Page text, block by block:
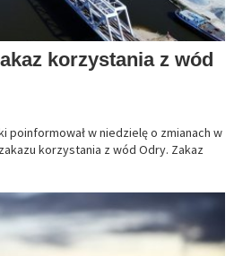
korzystania z wód
poinformował w niedzielę o zmianach w
korzystania z wód Odry. Zakaz